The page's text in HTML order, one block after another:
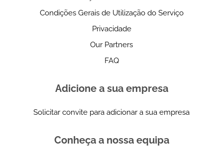
Condições Gerais de Utilização do Serviço
Privacidade
Our Partners
FAQ
Adicione a sua empresa
Solicitar convite para adicionar a sua empresa
Conheça a nossa equipa